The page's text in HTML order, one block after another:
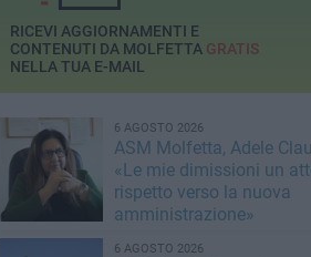
RICEVI AGGIORNAMENTI E
CONTENUTI DA MOLFETTA GRATIS
NELLA TUA E-MAIL
6 AGOSTO 2026
ASM Molfetta, Adele
«Le mie dimissioni un
rispetto verso la nuova
amministrazione»
6 AGOSTO 2026